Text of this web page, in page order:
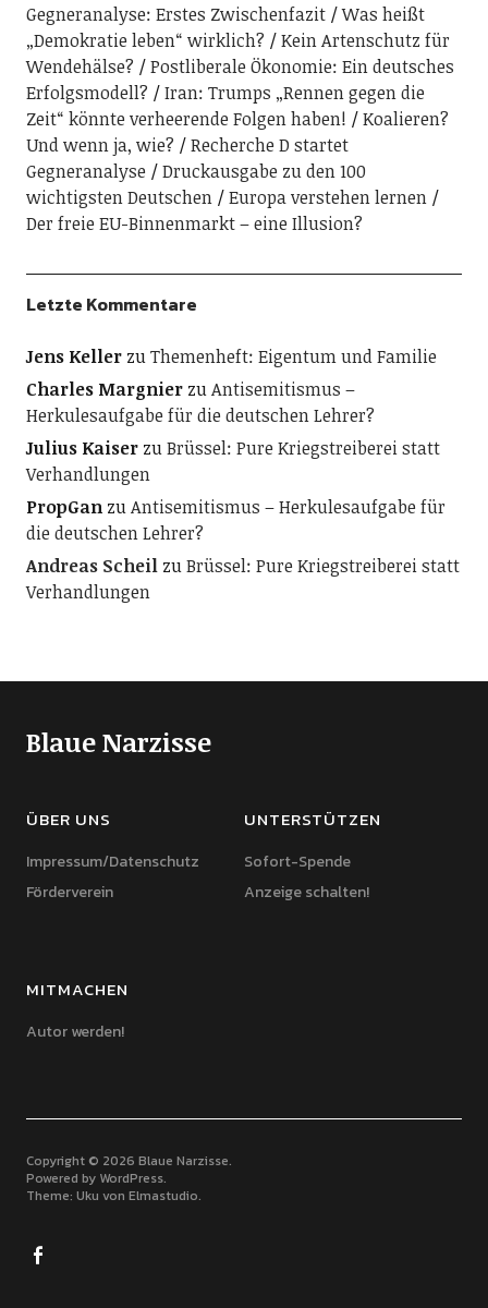
Gegneranalyse: Erstes Zwischenfazit
Was heißt
„Demokratie leben“ wirklich?
Kein Artenschutz für
Wendehälse?
Postliberale Ökonomie: Ein deutsches
Erfolgsmodell?
Iran: Trumps „Rennen gegen die
Zeit“ könnte verheerende Folgen haben!
Koalieren?
Und wenn ja, wie?
Recherche D startet
Gegneranalyse
Druckausgabe zu den 100
wichtigsten Deutschen
Europa verstehen lernen
Der freie EU-Binnenmarkt – eine Illusion?
Letzte Kommentare
Jens KellerzuThemenheft: Eigentum und Familie
Charles MargnierzuAntisemitismus –
Herkulesaufgabe für die deutschen Lehrer?
Julius KaiserzuBrüssel: Pure Kriegstreiberei statt
Verhandlungen
PropGanzuAntisemitismus – Herkulesaufgabe für
die deutschen Lehrer?
Andreas ScheilzuBrüssel: Pure Kriegstreiberei statt
Verhandlungen
Blaue Narzisse
ÜBER UNS
Impressum/Datenschutz
Förderverein
UNTERSTÜTZEN
Sofort-Spende
Anzeige schalten!
MITMACHEN
Autor werden!
Copyright © 2026 Blaue Narzisse
Powered by WordPress
Theme: Uku von Elmastudio